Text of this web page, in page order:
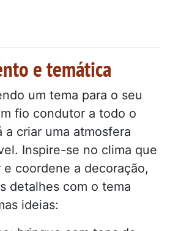
e temática
um tema para o seu
fio condutor a todo o
a criar uma atmosfera
Inspire-se no clima que
coordene a decoração,
detalhes com o tema
ideias: